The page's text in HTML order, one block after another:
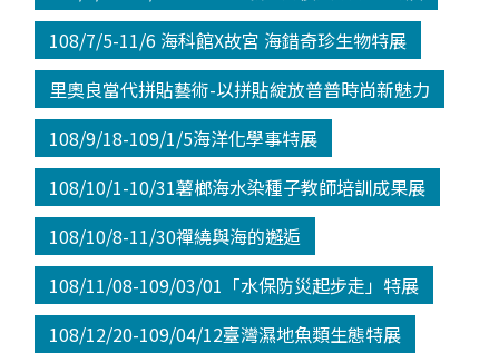
108/7/5-11/6 海科館X故宮 海錯奇珍生物特展
里奧良當代拼貼藝術-以拼貼綻放普普時尚新魅力
108/9/18-109/1/5海洋化學事特展
108/10/1-10/31薯榔海水染種子教師培訓成果展
108/10/8-11/30禪繞與海的邂逅
108/11/08-109/03/01「水保防災起步走」特展
108/12/20-109/04/12臺灣濕地魚類生態特展